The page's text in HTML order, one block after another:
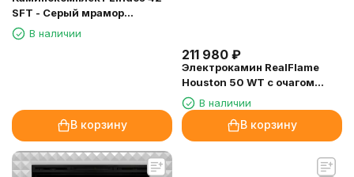
SFT - Серый мрамор
(Ширина 1470мм) с очагом
5D V-ART 40
В наличии
В корзину
211 980 ₽
Электрокамин RealFlame
Houston 50 WT с очагом
Onyx 50
В наличии
В корзину